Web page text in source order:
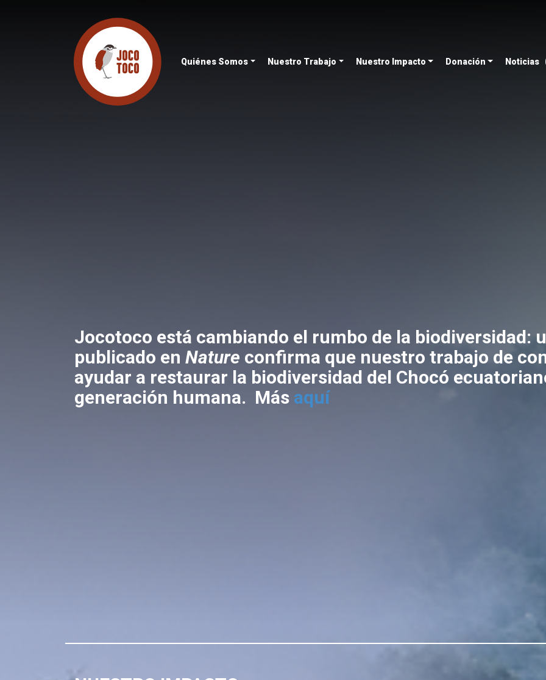
Quiénes Somos Nuestro Trabajo Nuestro Impacto Donación Noticias
Jocotoco está cambiando el rumbo de la biodiversidad:
publicado en Nature confirma que nuestro trabajo de
ayudar a restaurar la biodiversidad del Chocó
generación humana. Más aquí